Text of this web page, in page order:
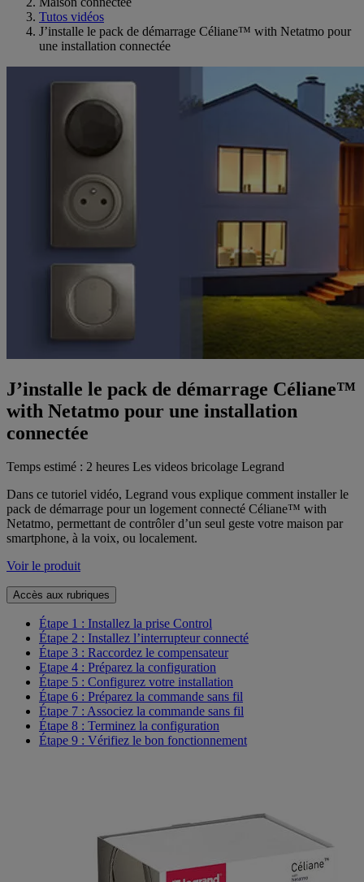
Tutos vidéos
J’installe le pack de démarrage Céliane™ with Netatmo pour
une installation connectée
J’installe le pack de démarrage Céliane™
with Netatmo pour une installation
connectée
Temps estimé : 2 heures Les videos bricolage Legrand
Dans ce tutoriel vidéo, Legrand vous explique comment installer le
pack de démarrage pour un logement connecté Céliane™ with
Netatmo, permettant de contrôler d’un seul geste votre maison par
smartphone, à la voix, ou localement.
Voir le produit
Accès aux rubriques
Étape 1 : Installez la prise Control
Étape 2 : Installez l’interrupteur connecté
Étape 3 : Raccordez le compensateur
Etape 4 : Préparez la configuration
Étape 5 : Configurez votre installation
Étape 6 : Préparez la commande sans fil
Étape 7 : Associez la commande sans fil
Étape 8 : Terminez la configuration
Étape 9 : Vérifiez le bon fonctionnement